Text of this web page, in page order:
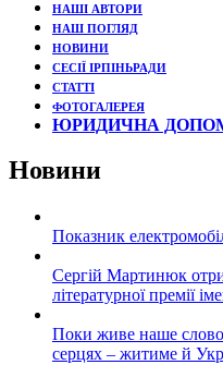
НАШІ АВТОРИ
НАШ ПОГЛЯД
НОВИНИ
СЕСІЇ ІРПІНЬРАДИ
СТАТТІ
ФОТОГАЛЕРЕЯ
ЮРИДИЧНА
Новини
Показник
Сергій Мартинюк
літературної премії
Поки живе наше
серцях – житиме й